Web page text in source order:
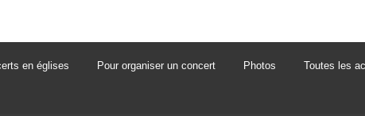
en églises Pour organiser un concert Photos
Toutes les